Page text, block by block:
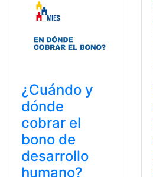
¿Cuándo y
dónde
cobrar el
bono de
desarrollo
humano?